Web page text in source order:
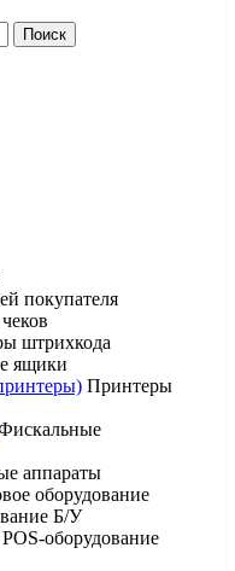
покупателя
штрихкода
ящики
Принтеры
аппараты
оборудование
Б/У
оборудование